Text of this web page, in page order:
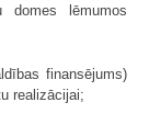
domes lēmumos
finansējums)
realizācijai;